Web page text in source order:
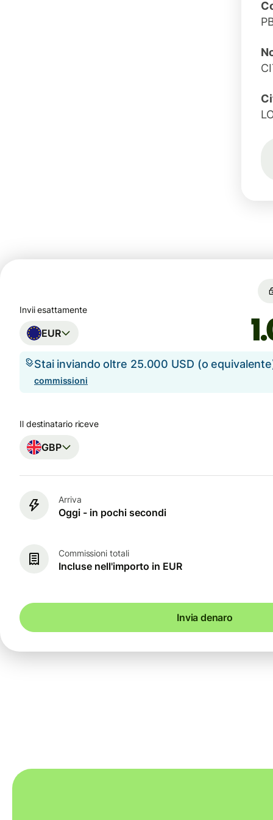
Invii esattamente
EUR
Stai inviando oltre 25.000 USD (o
commissioni
Il destinatario riceve
GBP
Arriva
Oggi - in pochi secondi
Commissioni totali
Incluse nell'importo in EUR
Invia denaro